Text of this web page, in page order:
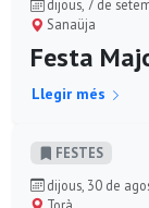
dijous, 7 de
Sanaüja
Festa
Llegir més
FESTES
dijous, 30 de